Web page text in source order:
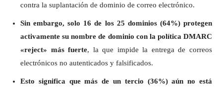
contra la suplantación de dominio de correo electrónico.
Sin embargo, solo 16 de los 25 dominios (64%) protegen
activamente su nombre de dominio con la política DMARC
«reject» más fuerte, la que impide la entrega de correos
electrónicos no autenticados y falsificados.
Esto significa que más de un tercio (36%) aún no está